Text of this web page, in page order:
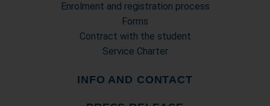
Enrolment and registration process
Forms
Contract with the student
Service Charter
INFO AND CONTACT